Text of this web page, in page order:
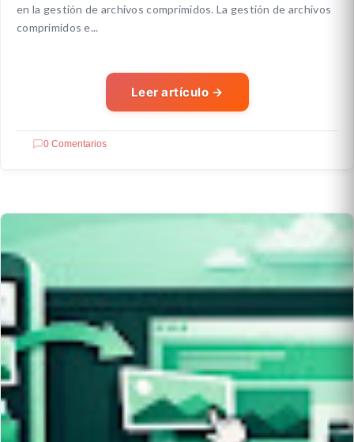
en la gestión de archivos comprimidos. La gestión de archivos
comprimidos e...
Leer artículo →
0 Comentarios